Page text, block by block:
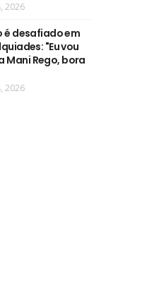
2026
é desafiado em
"Eu vou
Mani Rego, bora
2026